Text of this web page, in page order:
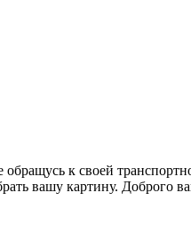
обращусь к своей
вашу картину. Доброго